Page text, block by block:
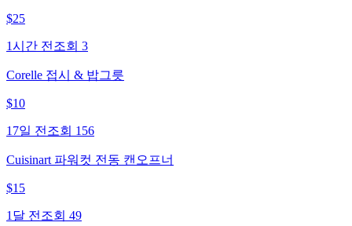
$25
1시간 전 조회 3
Corelle 접시 & 밥그릇
$10
17일 전 조회 156
Cuisinart 파워컷 전동 캔오프너
$15
1달 전 조회 49